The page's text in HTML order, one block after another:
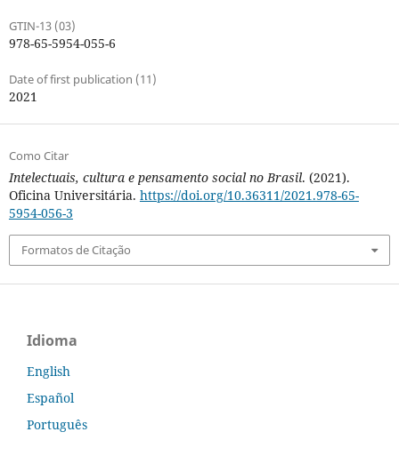
GTIN-13 (03)
978-65-5954-055-6
Date of first publication (11)
2021
Como Citar
Intelectuais, cultura e pensamento social no Brasil. (2021).
Oficina Universitária. https://doi.org/10.36311/2021.978-65-
5954-056-3
Formatos de Citação
Idioma
English
Español
Português